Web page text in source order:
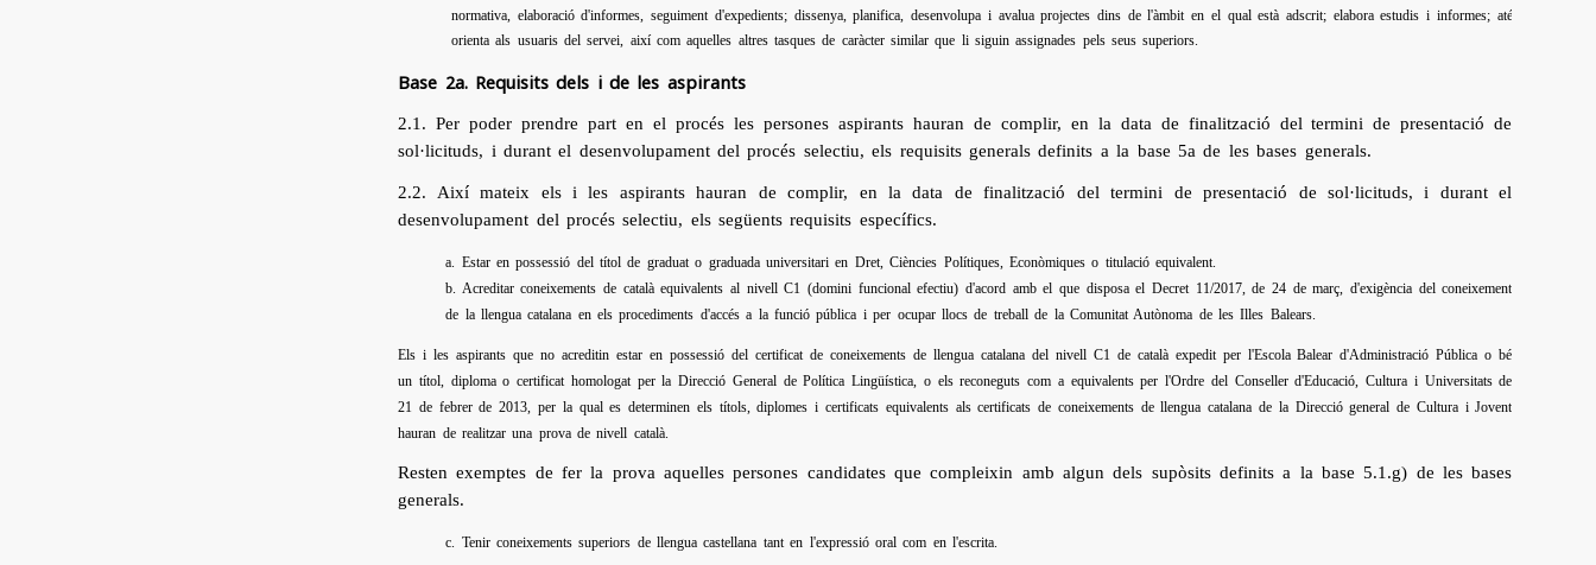
normativa, elaboració d'informes, seguiment d'expedients; dissenya, planifica, desenvolupa i avalua projectes dins de l'àmbit en el qual està adscrit; elabora estudis i informes; atén i
orienta als usuaris del servei, així com aquelles altres tasques de caràcter similar que li siguin assignades pels seus superiors.
Base 2a. Requisits dels i de les aspirants
2.1. Per poder prendre part en el procés les persones aspirants hauran de complir, en la data de finalització del termini de presentació de
sol·licituds, i durant el desenvolupament del procés selectiu, els requisits generals definits a la base 5a de les bases generals.
2.2. Així mateix els i les aspirants hauran de complir, en la data de finalització del termini de presentació de sol·licituds, i durant el
desenvolupament del procés selectiu, els següents requisits específics.
a. Estar en possessió del títol de graduat o graduada universitari en Dret, Ciències Polítiques, Econòmiques o titulació equivalent.
b. Acreditar coneixements de català equivalents al nivell C1 (domini funcional efectiu) d'acord amb el que disposa el Decret 11/2017, de 24 de març, d'exigència del coneixement
de la llengua catalana en els procediments d'accés a la funció pública i per ocupar llocs de treball de la Comunitat Autònoma de les Illes Balears.
Els i les aspirants que no acreditin estar en possessió del certificat de coneixements de llengua catalana del nivell C1 de català expedit per l'Escola Balear d'Administració Pública o bé
un títol, diploma o certificat homologat per la Direcció General de Política Lingüística, o els reconeguts com a equivalents per l'Ordre del Conseller d'Educació, Cultura i Universitats de
21 de febrer de 2013, per la qual es determinen els títols, diplomes i certificats equivalents als certificats de coneixements de llengua catalana de la Direcció general de Cultura i Jovent
hauran de realitzar una prova de nivell català.
Resten exemptes de fer la prova aquelles persones candidates que compleixin amb algun dels supòsits definits a la base 5.1.g) de les bases
generals.
c. Tenir coneixements superiors de llengua castellana tant en l'expressió oral com en l'escrita.